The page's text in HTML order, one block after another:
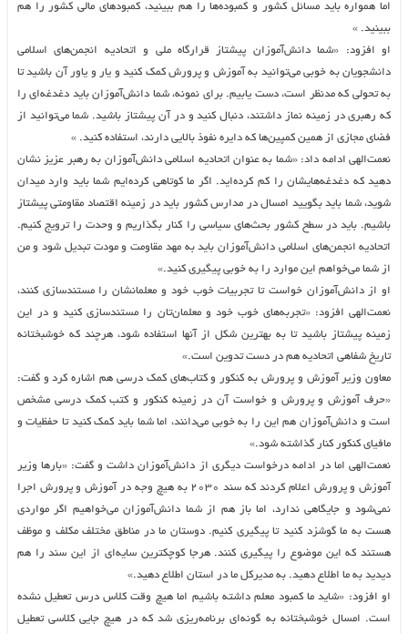
اما همواره باید مسائل کشور و کمبوده‌ها را هم ببینید، کمبودهای مالی کشور را هم
ببینید. »
او افزود: «شما دانش‌آموزان پیشتاز قرارگاه ملی و اتحادیه انجمن‌های اسلامی
دانشجویان به خوبی می‌توانید به آموزش و پرورش کمک کنید و یار و یاور آن باشید تا
به تحولی که مدنظر است، دست یابیم. برای نمونه، شما دانش‌آموزان باید دغدغه‌ای را
که رهبری در زمینه نماز داشتند، دنبال کنید و در آن پیشتاز باشید. شما می‌توانید از
فضای مجازی از همین کمپین‌ها که دایره نفوذ بالایی دارند، استفاده کنید. »
نعمت‌الهی ادامه داد: «شما به عنوان اتحادیه اسلامی دانش‌آموزان به رهبر عزیز نشان
دهید که دغدغه‌هایشان را کم کرده‌اید. اگر ما کوتاهی کرده‌ایم شما باید وارد میدان
شوید، شما باید بگویید امسال در مدارس کشور باید در زمینه اقتصاد مقاومتی پیشتاز
باشیم. باید در سطح کشور بحث‌های سیاسی را کنار بگذاریم و وحدت را ترویج کنیم.
اتحادیه انجمن‌های اسلامی دانش‌آموزان باید به مهد مقاومت و مودت تبدیل شود و من
از شما می‌خواهم این موارد را به خوبی پیگیری کنید.»
او از دانش‌آموزان خواست تا تجربیات خوب خود و معلمانشان را مستندسازی کنند،
نعمت‌الهی افزود: «تجربه‌های خوب خود و معلمان‌تان را مستندسازی کنید و در این
زمینه پیشتاز باشید تا به بهترین شکل از آنها استفاده شود، هرچند که خوشبختانه
تاریخ شفاهی اتحادیه هم در دست تدوین است.»
معاون وزیر آموزش و پرورش به کنکور و کتاب‌های کمک درسی هم اشاره کرد و گفت:
«حرف آموزش و پرورش و خواست آن در زمینه کنکور و کتب کمک درسی مشخص
است و دانش‌آموزان هم این را به خوبی می‌دانند، اما شما باید کمک کنید تا حفظیات و
مافیای کنکور کنار گذاشته شود.»
نعمت‌الهی اما در ادامه درخواست دیگری از دانش‌آموزان داشت و گفت: «بارها وزیر
آموزش و پرورش اعلام کردند که سند ۲۰۳۰ به هیچ وجه در آموزش و پرورش اجرا
نمی‌شود و جایگاهی ندارد، اما باز هم از شما دانش‌آموزان می‌خواهیم اگر مواردی
هست به ما گوشزد کنید تا پیگیری کنیم. دوستان ما در مناطق مختلف مکلف و موظف
هستند که این موضوع را پیگیری کنند. هرجا کوچکترین سایه‌ای از این سند را هم
دیدید به ما اطلاع دهید. به مدیرکل ما در استان اطلاع دهید.»
او افزود: «شاید ما کمبود معلم داشته باشیم اما هیچ وقت کلاس درس تعطیل نشده
است. امسال خوشبختانه به گونه‌ای برنامه‌ریزی شد که در هیچ جایی کلاسی تعطیل